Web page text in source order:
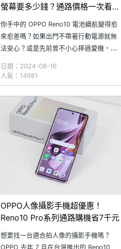
螢幕要多少錢？通路價格一次看
(2024.8)
你手中的 OPPO Reno10 電池續航變得愈
來愈差嗎？如果出門不帶著行動電源就無
法安心？或是先前曾不小心摔過愛機，造
使用，不如趕緊換顆新電池與螢幕，讓你
的手機煥然一新吧！​究竟 OPPO Reno10
系列目前在 SOGI 合作維修店家的電池平
均維修價格如何？
日期：2024-08-16
人氣：14981
OPPO人像攝影手機超優惠！
Reno10 Pro系列通路購機省7千元
想要找一台適合拍人像的攝影手機嗎？
OPPO 去年 7 月在台灣推出的 Reno10